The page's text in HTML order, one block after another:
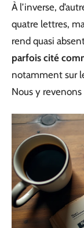
À l’inverse,
quatre lettres,
rend quasi
parfois cité
notamment sur
Nous y revenons